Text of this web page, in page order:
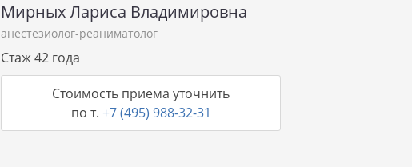
Мирных Лариса Владимировна
анестезиолог-реаниматолог
Стаж 42 года
Стоимость приема уточнить
по т. +7 (495) 988-32-31